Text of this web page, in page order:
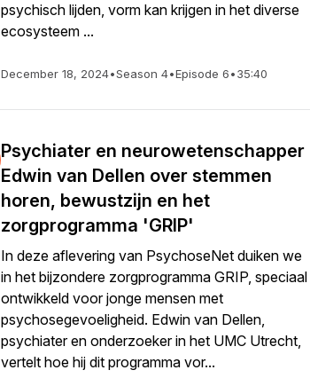
psychisch lijden, vorm kan krijgen in het diverse
ecosysteem ...
December 18, 2024•Season 4•Episode 6•35:40
Psychiater en neurowetenschapper
Edwin van Dellen over stemmen
horen, bewustzijn en het
zorgprogramma 'GRIP'
In deze aflevering van PsychoseNet duiken we
in het bijzondere zorgprogramma GRIP, speciaal
ontwikkeld voor jonge mensen met
psychosegevoeligheid. Edwin van Dellen,
psychiater en onderzoeker in het UMC Utrecht,
vertelt hoe hij dit programma vor...